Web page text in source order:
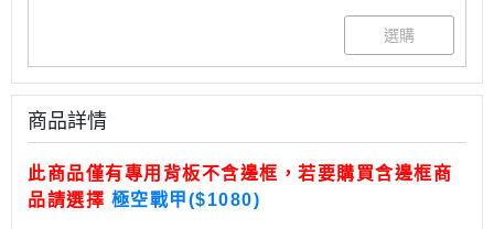
商品詳情
此商品僅有專用背板不含邊框，若要購買含邊框商
品請選擇 極空戰甲($1080)